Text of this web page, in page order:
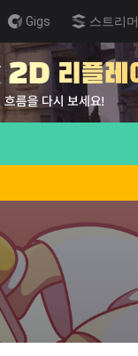
Gigs 스트리